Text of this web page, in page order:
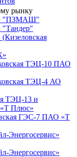
рынку
"ПЗМАШ"
"Тандер"
ТЭЦ-10 ПАО
ТЭЦ-4 АО
ТЭЦ-13 и
Плюс»
ГЭС-7 ПАО «Т
Энергосервис»
Энергосервис»